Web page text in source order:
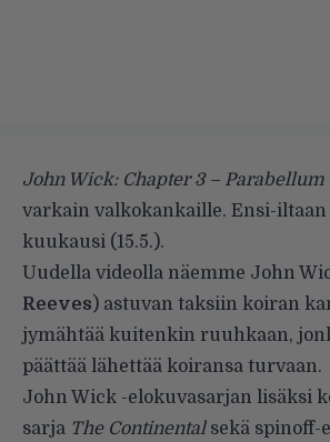
John Wick: Chapter 3 – Parabellum
varkain valkokankaille. Ensi-iltaan
kuukausi (15.5.).
Uudella videolla näemme John
Reeves) astuvan taksiin koiran
jymähtää kuitenkin ruuhkaan,
päättää lähettää koiransa turvaan.
John Wick -elokuvasarjan lisäksi
sarja The Continentalsekä spinoff-